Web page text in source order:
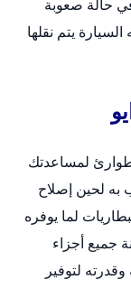
حالة صعوبة
يتم نقلها
لمساعدتك
به لحين إصلاح
لما يوفره
جميع أجزاء
لتوفير